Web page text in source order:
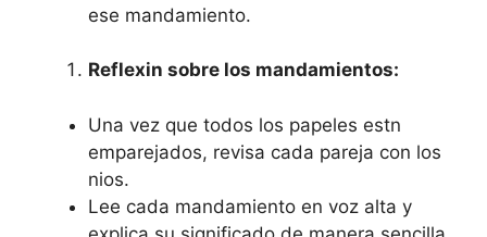
ese mandamiento.
Reflexin sobre los mandamientos:
Una vez que todos los papeles estn
emparejados, revisa cada pareja con los
nios.
Lee cada mandamiento en voz alta y